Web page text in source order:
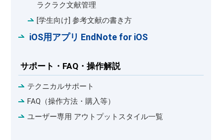
ラクラク文献管理
[学生向け] 参考文献の書き方
iOS用アプリ EndNote for iOS
サポート・FAQ・操作解説
テクニカルサポート
FAQ（操作方法・購入等）
ユーザー専用 アウトプットスタイル一覧